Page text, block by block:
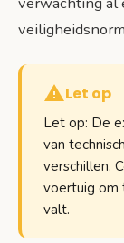
Let op
Let op: De
van
verschillen.
voertuig om
valt.